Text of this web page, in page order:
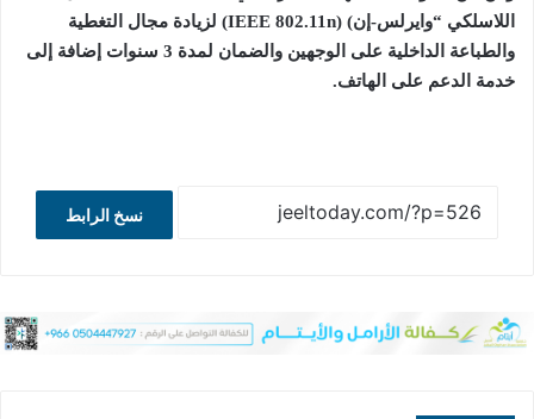
اللاسلكي “وايرلس-إن) (IEEE 802.11n) لزيادة مجال التغطية
والطباعة الداخلية على الوجهين والضمان لمدة 3 سنوات إضافة إلى
خدمة الدعم على الهاتف.
نسخ الرابط